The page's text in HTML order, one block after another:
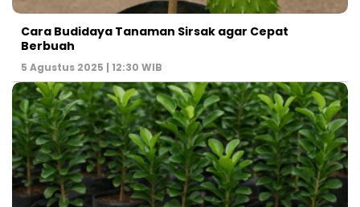
Cara Budidaya Tanaman Sirsak agar Cepat
Berbuah
5 Agustus 2025 | 12:30 WIB